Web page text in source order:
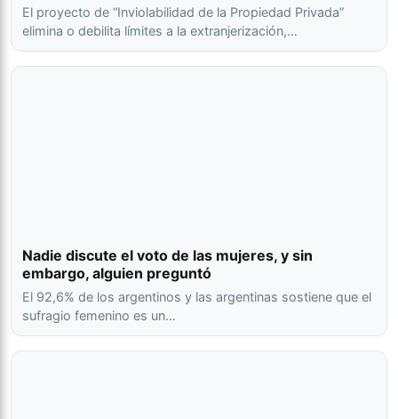
El proyecto de “Inviolabilidad de la Propiedad Privada”
elimina o debilita límites a la extranjerización,…
Nadie discute el voto de las mujeres, y sin
embargo, alguien preguntó
El 92,6% de los argentinos y las argentinas sostiene que el
sufragio femenino es un…